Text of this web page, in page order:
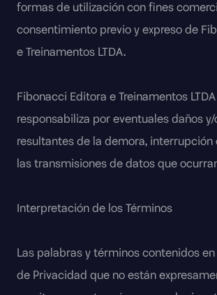
formas de utilización con fines
consentimiento previo y expreso de
e Treinamentos LTDA.
Fibonacci Editora e Treinamentos
responsabiliza por eventuales daños
resultantes de la demora, interrupción
las transmisiones de datos que
Interpretación de los Términos
Las palabras y términos contenidos
de Privacidad que no están